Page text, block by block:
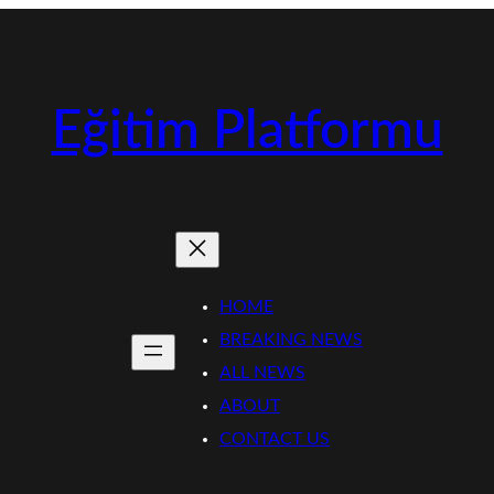
Eğitim Platformu
HOME
BREAKING NEWS
ALL NEWS
ABOUT
CONTACT US